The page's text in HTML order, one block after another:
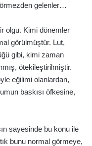
gelenler…
olgu. Kimi dönemler
görülmüştür. Lut,
gibi, kimi zaman
ötekileştirilmiştir.
eğilimi olanlardan,
baskısı öfkesine,
sayesinde bu konu ile
bunu normal görmeye,